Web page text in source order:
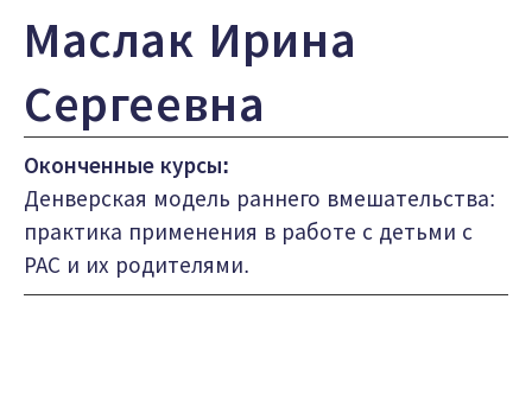
Маслак Ирина
Сергеевна
Оконченные курсы:
Денверская модель раннего вмешательства:
практика применения в работе с детьми с
РАС и их родителями.